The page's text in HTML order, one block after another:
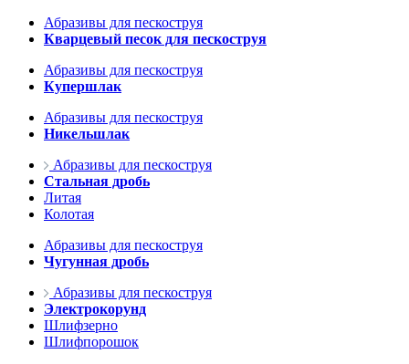
Абразивы для пескоструя
Кварцевый песок для пескоструя
Абразивы для пескоструя
Купершлак
Абразивы для пескоструя
Никельшлак
Абразивы для пескоструя
Стальная дробь
Литая
Колотая
Абразивы для пескоструя
Чугунная дробь
Абразивы для пескоструя
Электрокорунд
Шлифзерно
Шлифпорошок